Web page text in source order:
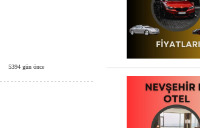
5394 gün önce